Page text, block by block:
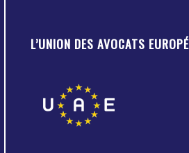
L’UNION DES AVOCATS